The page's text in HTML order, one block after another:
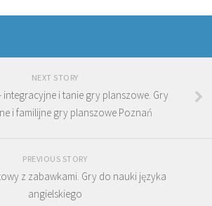
NEXT STORY
integracyjne i tanie gry planszowe. Gry
i familijne gry planszowe Poznań
PREVIOUS STORY
z zabawkami. Gry do nauki języka
angielskiego